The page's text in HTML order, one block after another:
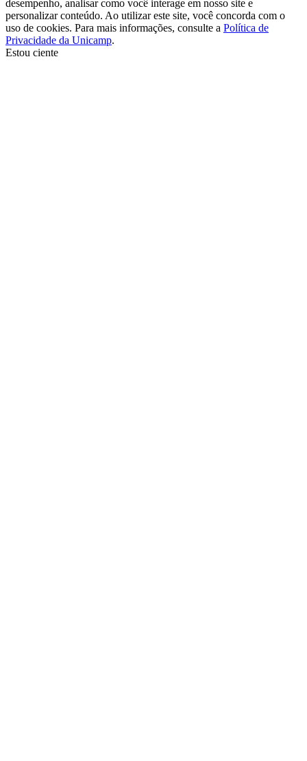
desempenho, analisar como você interage em nosso site e
personalizar conteúdo. Ao utilizar este site, você concorda com o
uso de cookies. Para mais informações, consulte a Política de
Privacidade da Unicamp.
Estou ciente